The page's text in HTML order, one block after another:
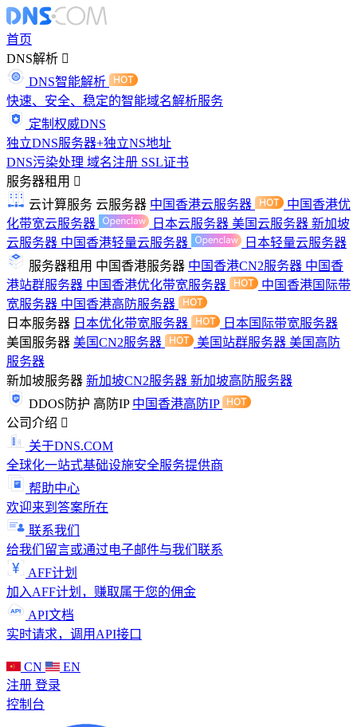
首页
DNS解析
DNS智能解析
快速、安全、稳定的智能域名解析服务
定制权威DNS
独立DNS服务器+独立NS地址
DNS污染处理 域名注册 SSL证书
服务器租用
云计算服务 云服务器 中国香港云服务器
中国香港优
化带宽云服务器
日本云服务器 美国云服务器 新加坡
云服务器 中国香港轻量云服务器
日本轻量云服务器
服务器租用 中国香港服务器 中国香港CN2服务器 中国香
港站群服务器 中国香港优化带宽服务器
中国香港国际带
宽服务器 中国香港高防服务器
日本服务器 日本优化带宽服务器
日本国际带宽服务器
美国服务器 美国CN2服务器 美国站群服务器 美国高防
服务器
新加坡服务器 新加坡CN2服务器 新加坡高防服务器
DDOS防护 高防IP 中国香港高防IP
公司介绍
关于DNS.COM
全球化一站式基础设施安全服务提供商
帮助中心
欢迎来到答案所在
联系我们
给我们留言或通过电子邮件与我们联系
AFF计划
加入AFF计划，赚取属于您的佣金
API文档
实时请求，调用API接口
CN
EN
注册 登录
控制台